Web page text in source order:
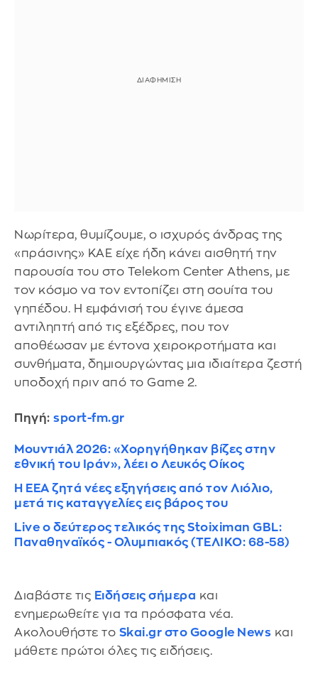
Νωρίτερα, θυμίζουμε, ο ισχυρός άνδρας της
«πράσινης» ΚΑΕ είχε ήδη κάνει αισθητή την
παρουσία του στο Telekom Center Athens, με
τον κόσμο να τον εντοπίζει στη σουίτα του
γηπέδου. Η εμφάνισή του έγινε άμεσα
αντιληπτή από τις εξέδρες, που τον
αποθέωσαν με έντονα χειροκροτήματα και
συνθήματα, δημιουργώντας μια ιδιαίτερα ζεστή
υποδοχή πριν από το Game 2.
Πηγή: sport-fm.gr
Μουντιάλ 2026: «Χορηγήθηκαν βίζες στην
εθνική του Ιράν», λέει ο Λευκός Οίκος
Η ΕΕΑ ζητά νέες εξηγήσεις από τον Λιόλιο,
μετά τις καταγγελίες εις βάρος του
Live o δεύτερος τελικός της Stoiximan GBL:
Παναθηναϊκός - Ολυμπιακός (ΤΕΛΙΚΟ: 68-58)
Διαβάστε τις Ειδήσεις σήμερα και
ενημερωθείτε για τα πρόσφατα νέα.
Ακολουθήστε το Skai.gr στο Google News και
μάθετε πρώτοι όλες τις ειδήσεις.